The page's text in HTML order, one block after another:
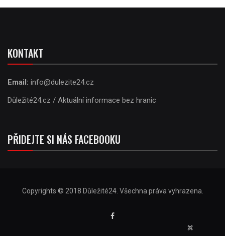
KONTAKT
Email: info@dulezite24.cz
Důležité24.cz / Aktuální informace bez hranic
PŘIDEJTE SI NÁS FACEBOOKU
Copyrights © 2018 Důležité24. Všechna práva vyhrazena.